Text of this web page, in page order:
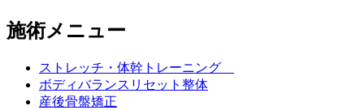
施術メニュー
ストレッチ・体幹トレーニング
ボディバランスリセット整体
産後骨盤矯正